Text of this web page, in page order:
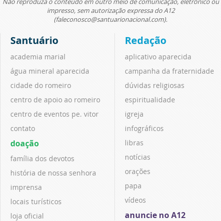
impresso, sem autorização expressa do A12
(faleconosco@santuarionacional.com).
Santuário
academia marial
água mineral aparecida
cidade do romeiro
centro de apoio ao romeiro
centro de eventos pe. vitor
contato
doação
família dos devotos
história de nossa senhora
imprensa
locais turísticos
loja oficial
Redação
aplicativo aparecida
campanha da fraternidade
dúvidas religiosas
espiritualidade
igreja
infográficos
libras
notícias
orações
papa
vídeos
anuncie no A12